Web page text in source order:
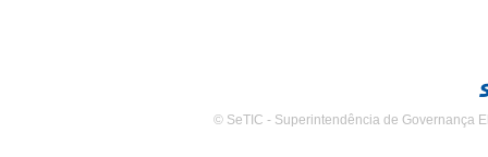
© SeTIC - Superintendência de Governança